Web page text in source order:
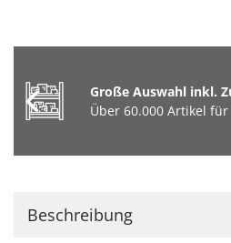
Große Auswahl inkl.
Über 60.000 Artikel
Beschreibung